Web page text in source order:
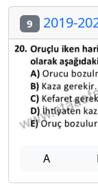
9 2019-
A